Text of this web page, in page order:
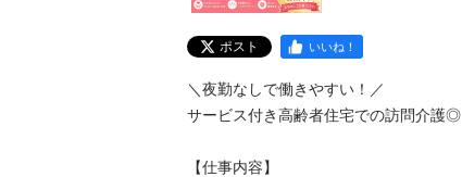
ポスト いいね！
＼夜勤なしで働きやすい！／
サービス付き高齢者住宅での訪問介護◎
【仕事内容】